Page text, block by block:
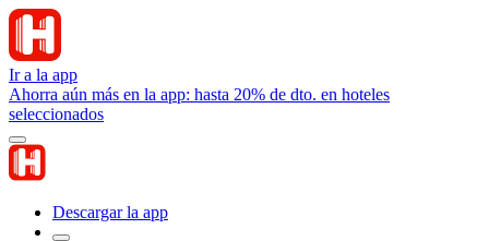
Ir a la app
Ahorra aún más en la app: hasta 20% de dto. en hoteles
seleccionados
Descargar la app